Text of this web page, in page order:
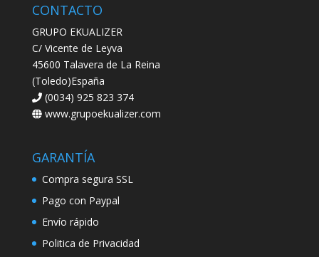
CONTACTO
GRUPO EKUALIZER
C/ Vicente de Leyva
45600 Talavera de La Reina
(Toledo)España
(0034) 925 823 374
www.grupoekualizer.com
GARANTÍA
Compra segura SSL
Pago con Paypal
Envío rápido
Politica de Privacidad